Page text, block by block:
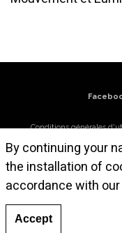
Conditions générales
© Atelier Cruz-Diez Paris,
By continuing your
the installation of
accordance with
Accept